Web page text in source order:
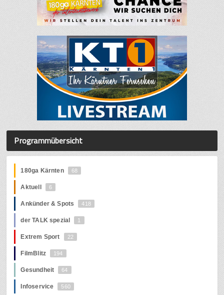
Programmübersicht
180ga Kärnten 68
Aktuell 6
Ankünder & Spots 418
der TALK spezial 1
Extrem Sport 22
FilmBlitz 194
Gesundheit 64
Infoservice 560